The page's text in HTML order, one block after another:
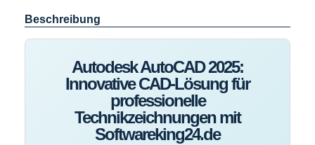
Beschreibung
Autodesk AutoCAD 2025:
Innovative CAD-Lösung für
professionelle
Technikzeichnungen mit
Softwareking24.de